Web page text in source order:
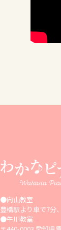
●向山教室
豊橋駅より車で7分
●牛川教室